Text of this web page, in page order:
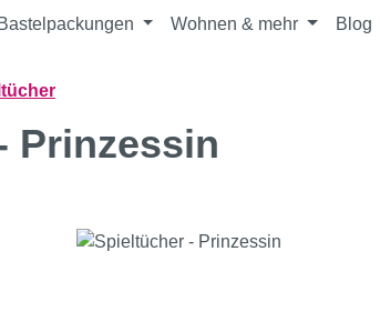
Bastelpackungen Wohnen & mehr Blog
Prinzessin